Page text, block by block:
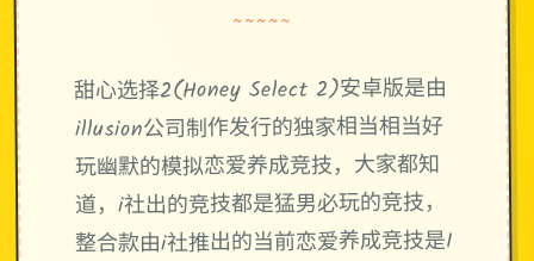
~~~~~
甜心选择2(Honey Select 2)安卓版是由
illusion公司制作发行的独家相当相当好
玩幽默的模拟恋爱养成竞技，大家都知
道，i社出的竞技都是猛男必玩的竞技，
整合款由i社推出的当前恋爱养成竞技是I